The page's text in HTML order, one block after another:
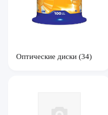
Оптические диски (34)